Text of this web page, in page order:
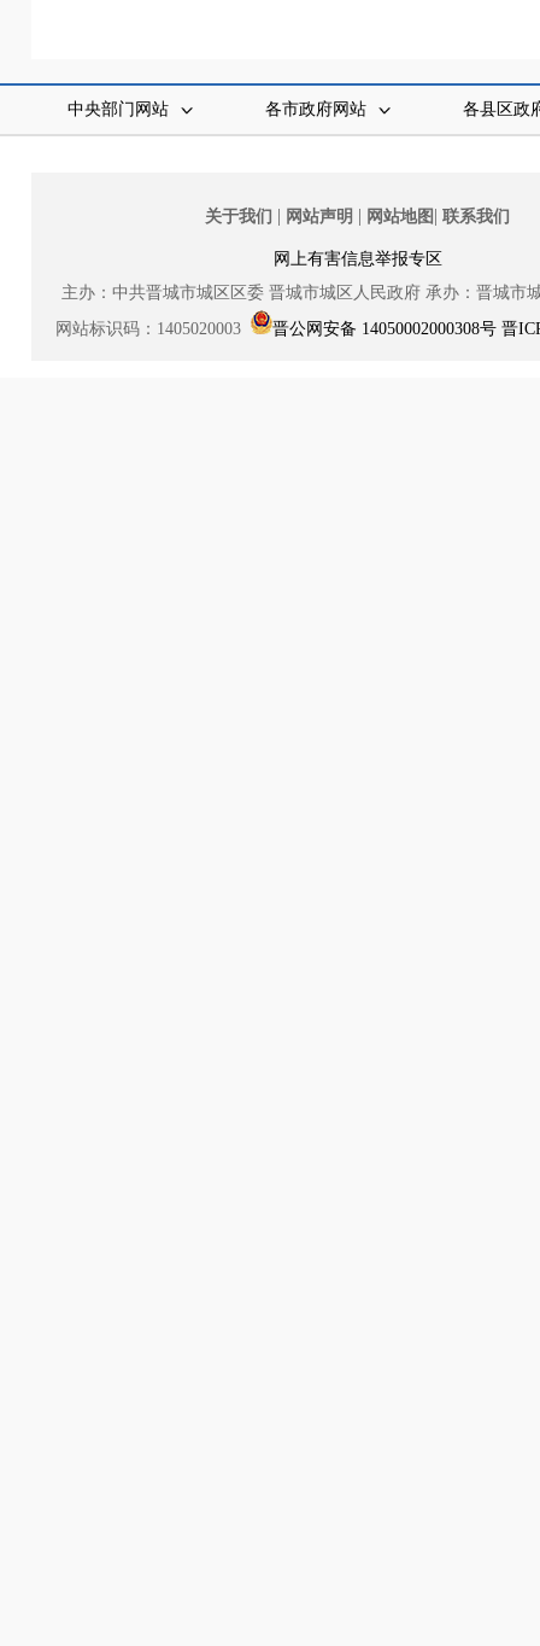
中央部门网站 各市政府网站 各县区政
关于我们 | 网站声明 | 网站地图 | 联系我们
网上有害信息举报专区
主办：中共晋城市城区区委 晋城市城区人民政府 承办：晋城市
网站标识码：1405020003
晋公网安备 14050002000308号 晋